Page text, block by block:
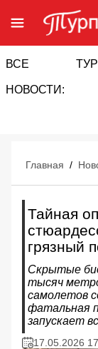
ВСЕ
НОВОСТИ:
Главная /
Тайная
грязный
Скрытые
тысяч
самолетов
фатальная
запускает
17.05.2026